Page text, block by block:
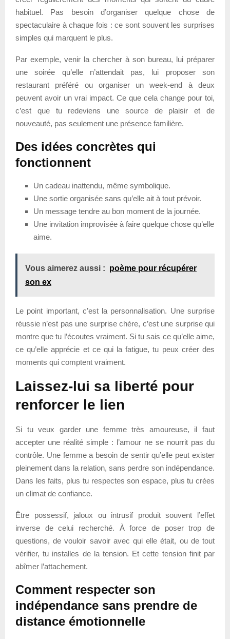
habituel. Pas besoin d’organiser quelque chose de
spectaculaire à chaque fois : ce sont souvent les surprises
simples qui marquent le plus.
Par exemple, venir la chercher à son bureau, lui préparer
une soirée qu’elle n’attendait pas, lui proposer son
restaurant préféré ou organiser un week-end à deux
peuvent avoir un vrai impact. Ce que cela change pour toi,
c’est que tu redeviens une source de plaisir et de
nouveauté, pas seulement une présence familière.
Des idées concrètes qui
fonctionnent
Un cadeau inattendu, même symbolique.
Une sortie organisée sans qu’elle ait à tout prévoir.
Un message tendre au bon moment de la journée.
Une invitation improvisée à faire quelque chose qu’elle
aime.
Vous aimerez aussi : poème pour récupérer
son ex
Le point important, c’est la personnalisation. Une surprise
réussie n’est pas une surprise chère, c’est une surprise qui
montre que tu l’écoutes vraiment. Si tu sais ce qu’elle aime,
ce qu’elle apprécie et ce qui la fatigue, tu peux créer des
moments qui comptent vraiment.
Laissez-lui sa liberté pour
renforcer le lien
Si tu veux garder une femme très amoureuse, il faut
accepter une réalité simple : l’amour ne se nourrit pas du
contrôle. Une femme a besoin de sentir qu’elle peut exister
pleinement dans la relation, sans perdre son indépendance.
Dans les faits, plus tu respectes son espace, plus tu crées
un climat de confiance.
Être possessif, jaloux ou intrusif produit souvent l’effet
inverse de celui recherché. À force de poser trop de
questions, de vouloir savoir avec qui elle était, ou de tout
vérifier, tu installes de la tension. Et cette tension finit par
abîmer l’attachement.
Comment respecter son
indépendance sans prendre de
distance émotionnelle